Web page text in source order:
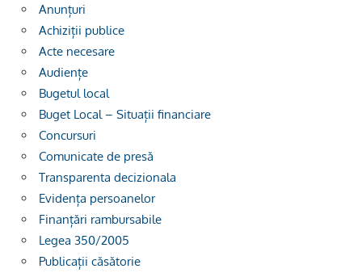
Anunțuri
Achiziții publice
Acte necesare
Audiențe
Bugetul local
Buget Local – Situații financiare
Concursuri
Comunicate de presă
Transparenta decizionala
Evidența persoanelor
Finanțări rambursabile
Legea 350/2005
Publicații căsătorie